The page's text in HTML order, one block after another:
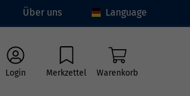
Über uns Language
Login Merkzettel Warenkorb